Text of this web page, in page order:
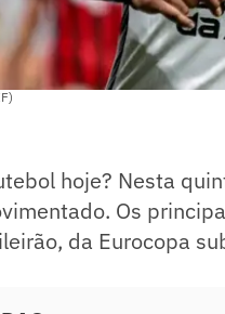
hoje? Nesta
Os
da Eurocopa